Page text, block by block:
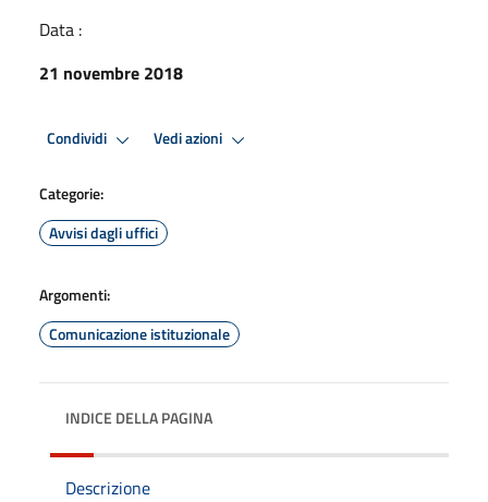
Data :
21 novembre 2018
Condividi Vedi azioni
Categorie:
Avvisi dagli uffici
Argomenti:
Comunicazione istituzionale
INDICE DELLA PAGINA
Descrizione